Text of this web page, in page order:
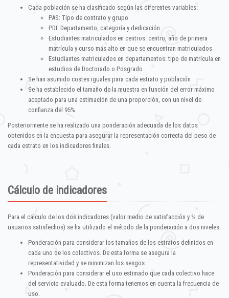
Cada población se ha clasificado según las diferentes variables:
PAS: Tipo de contrato y grupo
PDI: Departamento, categoría y dedicación
Estudiantes matriculados en centros: centro, año de primera
matrícula y curso más alto en que se encuentran matriculados
Estudiantes matriculados en departamentos: tipo de matrícula en
estudios de Doctorado o Posgrado
Se han asumido costes iguales para cada estrato y población
Se ha establecido el tamaño de la muestra en función del error máximo
aceptado para una estimación de una proporción, con un nivel de
confianza del 95%
Posteriormente se ha realizado una ponderación adecuada de los datos
obtenidos en la encuesta para asegurar la representación correcta del peso de
cada estrato en los indicadores finales.
Cálculo de indicadores
Para el cálculo de los dos indicadores (valor medio de satisfacción y % de
usuarios satisfechos) se ha utilizado el método de la ponderación a dos niveles:
Ponderación para considerar los tamaños de los estratos definidos en
cada uno de los colectivos. De esta forma se asegura la
representatividad y se minimizan los sesgos.
Ponderación para considerar el uso estimado que cada colectivo hace
del servicio evaluado. De esta forma tenemos en cuenta la frecuencia de
uso.